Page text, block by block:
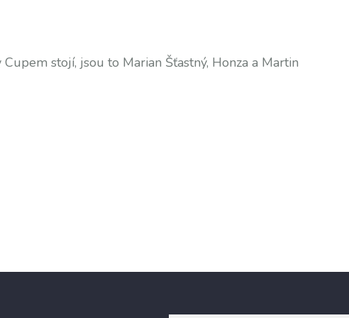
stojí, jsou to Marian Šťastný, Honza a Martin